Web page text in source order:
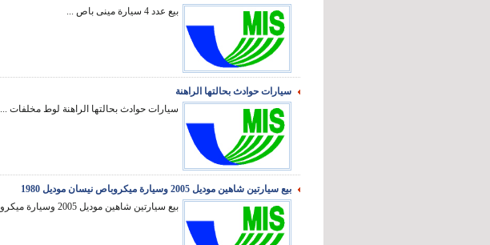
بيع عدد 4 سيارة مينى باص ...
سيارات حوادث بحالتها الراهنة
سيارات حوادث بحالتها الراهنة لوط مخلفات ...
بيع سيارتين شاهين موديل 2005 وسيارة ميكروباص نيسان موديل 1980
بيع سيارتين شاهين موديل 2005 وسيارة ميكروباص نيسان موديل 1980 ...